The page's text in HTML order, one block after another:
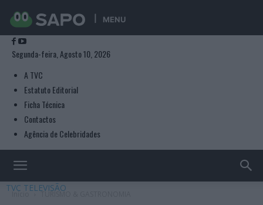
MENU
Segunda-feira, Agosto 10, 2026
A TVC
Estatuto Editorial
Ficha Técnica
Contactos
Agência de Celebridades
TVC TELEVISÃO
Início TURISMO & GASTRONOMIA